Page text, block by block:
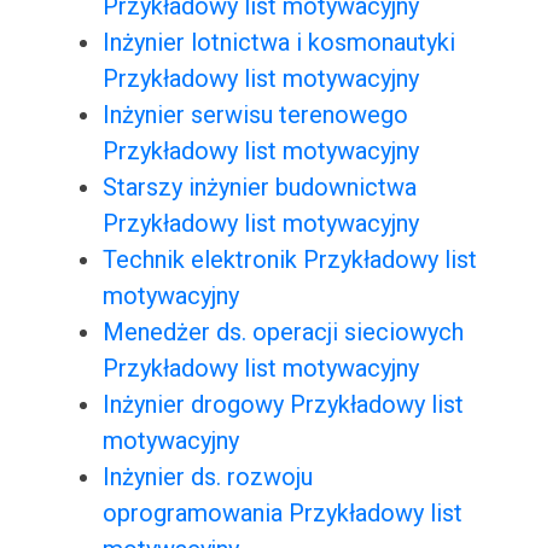
Przykładowy list motywacyjny
Inżynier lotnictwa i kosmonautyki
Przykładowy list motywacyjny
Inżynier serwisu terenowego
Przykładowy list motywacyjny
Starszy inżynier budownictwa
Przykładowy list motywacyjny
Technik elektronik Przykładowy list
motywacyjny
Menedżer ds. operacji sieciowych
Przykładowy list motywacyjny
Inżynier drogowy Przykładowy list
motywacyjny
Inżynier ds. rozwoju
oprogramowania Przykładowy list